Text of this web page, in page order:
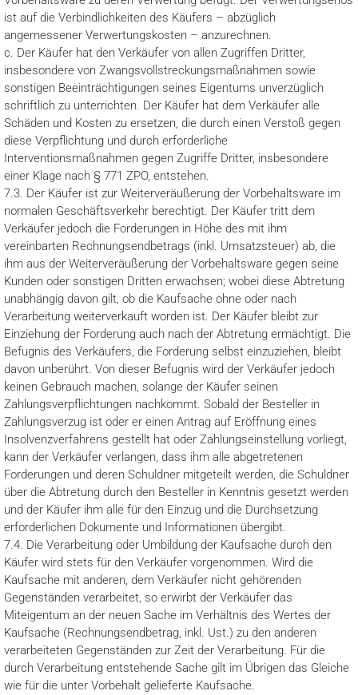
ist auf die Verbindlichkeiten des Käufers – abzüglich
angemessener Verwertungskosten – anzurechnen.
c. Der Käufer hat den Verkäufer von allen Zugriffen Dritter,
insbesondere von Zwangsvollstreckungsmaßnahmen sowie
sonstigen Beeinträchtigungen seines Eigentums unverzüglich
schriftlich zu unterrichten. Der Käufer hat dem Verkäufer alle
Schäden und Kosten zu ersetzen, die durch einen Verstoß gegen
diese Verpflichtung und durch erforderliche
Interventionsmaßnahmen gegen Zugriffe Dritter, insbesondere
einer Klage nach § 771 ZPO, entstehen.
7.3. Der Käufer ist zur Weiterveräußerung der Vorbehaltsware im
normalen Geschäftsverkehr berechtigt. Der Käufer tritt dem
Verkäufer jedoch die Forderungen in Höhe des mit ihm
vereinbarten Rechnungsendbetrags (inkl. Umsatzsteuer) ab, die
ihm aus der Weiterveräußerung der Vorbehaltsware gegen seine
Kunden oder sonstigen Dritten erwachsen; wobei diese Abtretung
unabhängig davon gilt, ob die Kaufsache ohne oder nach
Verarbeitung weiterverkauft worden ist. Der Käufer bleibt zur
Einziehung der Forderung auch nach der Abtretung ermächtigt. Die
Befugnis des Verkäufers, die Forderung selbst einzuziehen, bleibt
davon unberührt. Von dieser Befugnis wird der Verkäufer jedoch
keinen Gebrauch machen, solange der Käufer seinen
Zahlungsverpflichtungen nachkommt. Sobald der Besteller in
Zahlungsverzug ist oder er einen Antrag auf Eröffnung eines
Insolvenzverfahrens gestellt hat oder Zahlungseinstellung vorliegt,
kann der Verkäufer verlangen, dass ihm alle abgetretenen
Forderungen und deren Schuldner mitgeteilt werden, die Schuldner
über die Abtretung durch den Besteller in Kenntnis gesetzt werden
und der Käufer ihm alle für den Einzug und die Durchsetzung
erforderlichen Dokumente und Informationen übergibt.
7.4. Die Verarbeitung oder Umbildung der Kaufsache durch den
Käufer wird stets für den Verkäufer vorgenommen. Wird die
Kaufsache mit anderen, dem Verkäufer nicht gehörenden
Gegenständen verarbeitet, so erwirbt der Verkäufer das
Miteigentum an der neuen Sache im Verhältnis des Wertes der
Kaufsache (Rechnungsendbetrag, inkl. Ust.) zu den anderen
verarbeiteten Gegenständen zur Zeit der Verarbeitung. Für die
durch Verarbeitung entstehende Sache gilt im Übrigen das Gleiche
wie für die unter Vorbehalt gelieferte Kaufsache.